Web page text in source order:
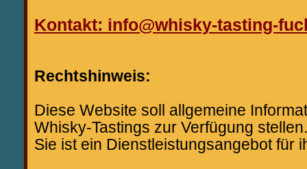
Kontakt: info@whisky-tasting-
Rechtshinweis:
Diese Website soll allgemeine
Whisky-Tastings zur Verfügung stellen.
Sie ist ein Dienstleistungsangebot für